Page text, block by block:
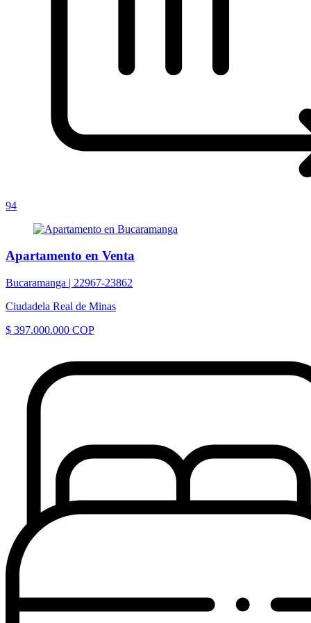
94
Apartamento en Venta
Bucaramanga | 22967-23862
Ciudadela Real de Minas
$ 397.000.000 COP